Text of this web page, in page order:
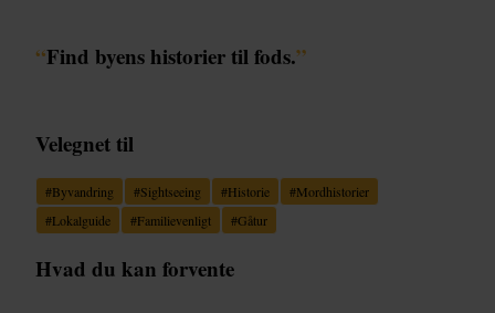
“Find byens historier til fods.”
Velegnet til
#Byvandring #Sightseeing #Historie #Mordhistorier
#Lokalguide #Familievenligt #Gåtur
Hvad du kan forvente